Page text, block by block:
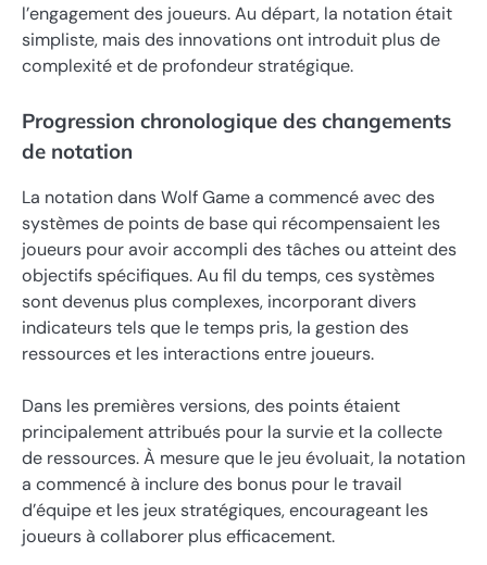
l’engagement des joueurs. Au départ, la notation était
simpliste, mais des innovations ont introduit plus de
complexité et de profondeur stratégique.
Progression chronologique des changements
de notation
La notation dans Wolf Game a commencé avec des
systèmes de points de base qui récompensaient les
joueurs pour avoir accompli des tâches ou atteint des
objectifs spécifiques. Au fil du temps, ces systèmes
sont devenus plus complexes, incorporant divers
indicateurs tels que le temps pris, la gestion des
ressources et les interactions entre joueurs.
Dans les premières versions, des points étaient
principalement attribués pour la survie et la collecte
de ressources. À mesure que le jeu évoluait, la notation
a commencé à inclure des bonus pour le travail
d’équipe et les jeux stratégiques, encourageant les
joueurs à collaborer plus efficacement.